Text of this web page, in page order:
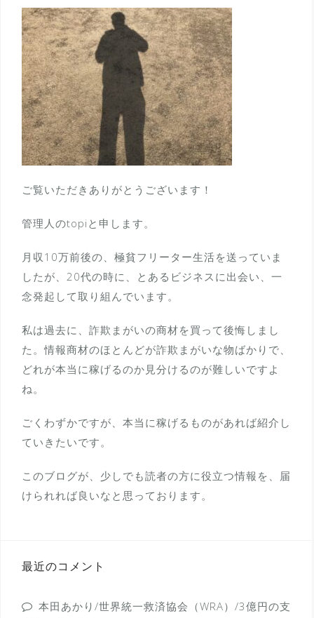
ご覧いただきありがとうございます！
管理人のtopiと申します。
月収10万前後の、極貧フリーター生活を送っていま
したが、20代の時に、とあるビジネスに出会い、一
念発起して取り組んでいます。
私は過去に、詐欺まがいの商材を買って後悔しまし
た。情報商材のほとんどが詐欺まがいな物ばかりで、
どれが本当に稼げるのか見分けるのが難しいですよ
ね。
ごくわずかですが、本当に稼げるものがあれば紹介し
ていきたいです。
このブログが、少しでも読者の方に役立つ情報を、届
けられれば良いなと思っております。
最近のコメント
本田あかり/世界統一救済協会（WRA）/3億円の支